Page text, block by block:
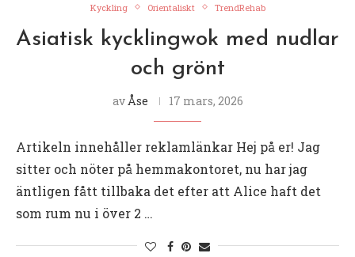
Kyckling Orientaliskt TrendRehab
Asiatisk kycklingwok med nudlar
och grönt
av Åse 17 mars, 2026
Artikeln innehåller reklamlänkar Hej på er! Jag
sitter och nöter på hemmakontoret, nu har jag
äntligen fått tillbaka det efter att Alice haft det
som rum nu i över 2 …